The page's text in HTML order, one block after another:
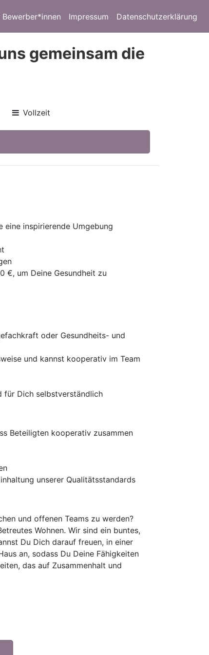
Bewerber*innen Impressum Datenschutzerklärung
gemeinsam die
Vollzeit
eine inspirierende Umgebung
€, um Deine Gesundheit zu
oder Gesundheits- und
und kannst kooperativ im Team
für Dich selbstverständlich
Beteiligten kooperativ zusammen
unserer Qualitätsstandards
und offenen Teams zu werden?
Wohnen. Wir sind ein buntes,
Du Dich darauf freuen, in einer
an, sodass Du Deine Fähigkeiten
das auf Zusammenhalt und